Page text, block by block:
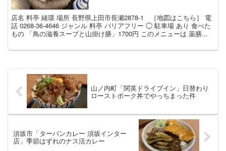
店名 料亭 緒環 場所 長野県上田市長瀬2878-1 ［地図はこちら］ 電
話 0268-36-4646 ジャンル 料亭 バリアフリー ◯ 駐車場 あり 食べた
もの 「鳥の滋養スープと山掛け膳」1700円 このメニューは 薬膳...
山ノ内町「関英ドライブイン」日替わり
ローストポーク丼でやっちまった件
須坂市「ターバンカレー 須坂インター
店」季節はずれのナス活カレー